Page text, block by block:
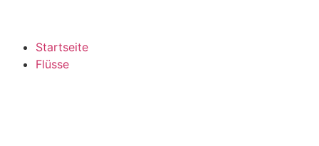
Startseite
Flüsse